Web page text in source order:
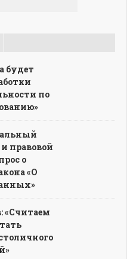
будет
по
правовой
о
«О
«Считаем